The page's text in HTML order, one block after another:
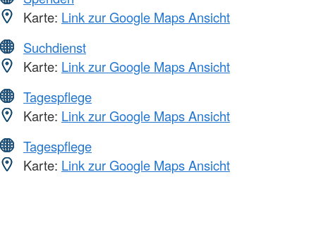
Karte: Link zur Google Maps Ansicht
Suchdienst
Karte: Link zur Google Maps Ansicht
Tagespflege
Karte: Link zur Google Maps Ansicht
Tagespflege
Karte: Link zur Google Maps Ansicht